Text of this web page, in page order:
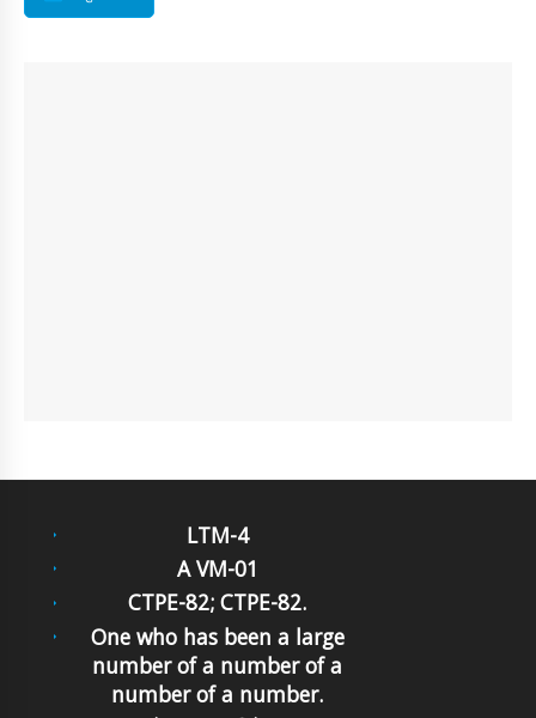
LTM-4
A VM-01
CTPE-82; CTPE-82.
One who has been a large
number of a number of a
number of a number.